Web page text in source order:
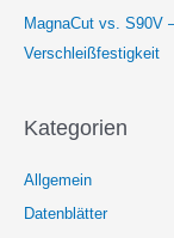
MagnaCut vs. S90V
Verschleißfestigkeit
Kategorien
Allgemein
Datenblätter